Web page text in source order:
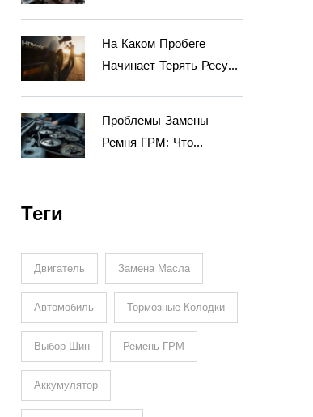
Правила Обкатки
На Каком Пробеге
Начинает Терять Ресурс
Проблемы Замены
Ремня ГРМ: Что
Теги
Двигатель Замена Масла
Автомобиль Тормозные Колодки
Выбор Шин Ремень ГРМ
Аккумулятор